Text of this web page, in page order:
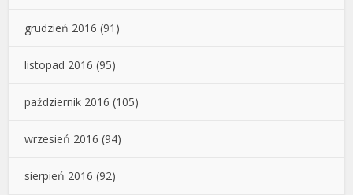
grudzień 2016 (91)
listopad 2016 (95)
październik 2016 (105)
wrzesień 2016 (94)
sierpień 2016 (92)